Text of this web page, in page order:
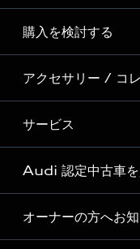
Story of Progress
Audi Sport
Formula 1®
デジタルサービス
ディーラー検索
新車在庫検索
試乗車・展示車検索
見積り依頼
試乗予約
購入を検討する
モデル一覧
特別仕様モデル / 限定
e-tronラインアップ
価格シミュレーション
車両比較
アクセサリー / コ
純正アクセサリー
オンラインショップ
Audi collection
アウディナビアプリ
サービス
サービス入庫予約
サービスプログラム
メンテナンス
Audi 認定中古車を
Audi認定中古車
オーナーの方へお